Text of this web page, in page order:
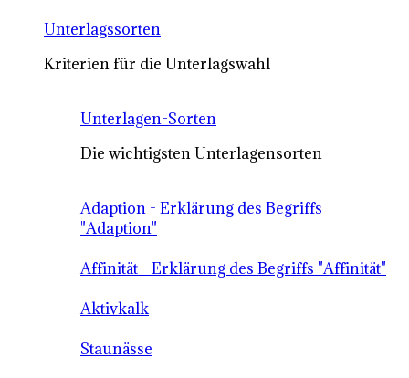
Unterlagssorten
Kriterien für die Unterlagswahl
Unterlagen-Sorten
Die wichtigsten Unterlagensorten
Adaption - Erklärung des Begriffs
"Adaption"
Affinität - Erklärung des Begriffs "Affinität"
Aktivkalk
Staunässe